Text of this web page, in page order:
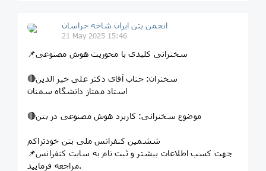
انجمن بتن ایران شاخه خراسان
21 May 2025 15:46
📌سخنرانی کلیدی با محوریت هوش مصنوعی
🔴سخنران: جناب آقای دکتر علی خیر الدین
استاد ممتاز دانشگاه سمنان
🔴موضوع سخنرانی: کاربرد هوش مصنوعی در بتن
ششمین کنفرانس ملی بتن خودتراکم
📌جهت کسب اطلاعات بیشتر و ثبت نام به سایت کنفرانس
مراجعه فرمایید.